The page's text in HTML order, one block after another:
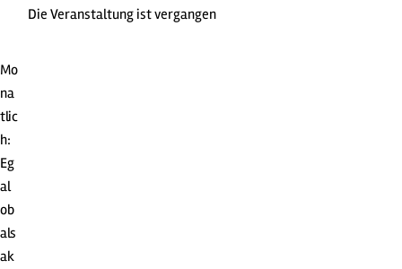
Die Veranstaltung ist vergangen
Mo
na
tlic
h:
Eg
al
ob
als
ak